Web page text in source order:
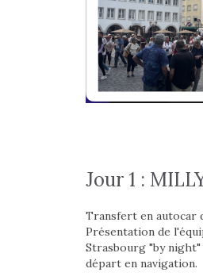
Jour 1 :
Transfert en autocar
Présentation de
Strasbourg "by
départ en navigation.